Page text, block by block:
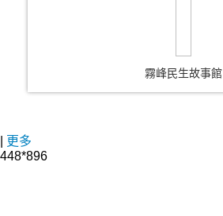
霧峰民生故事館
更多
448*896